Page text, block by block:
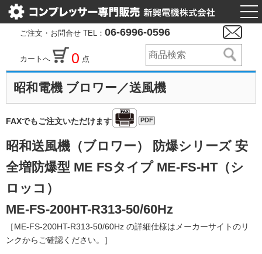
ご注文・お問合せ TEL： 06-6996-0596
カートへ 0 点
昭和電機 ブロワー／送風機
FAXでもご注文いただけます PDF
昭和送風機（ブロワー） 防爆シリーズ 安
全増防爆型 ME FSタイプ ME-FS-HT（シ
ロッコ）
ME-FS-200HT-R313-50/60Hz
［ME-FS-200HT-R313-50/60Hz の詳細仕様はメーカーサイトのリ
ンクからご確認ください。］